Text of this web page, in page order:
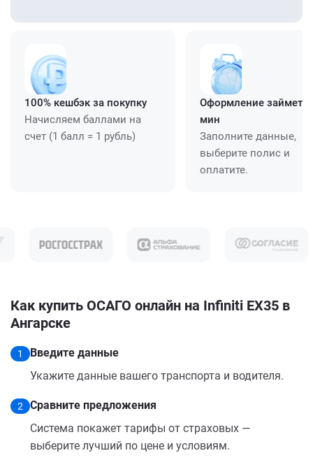
100% кешбэк за покупку
Начисляем баллами на
счет (1 балл = 1 рубль)
Оформление займет
мин
Заполните данные,
выберите полис и
оплатите.
Как купить ОСАГО онлайн на Infiniti EX35 в
Ангарске
1
Введите данные
Укажите данные вашего транспорта и водителя.
2
Сравните предложения
Система покажет тарифы от страховых —
выберите лучший по цене и условиям.